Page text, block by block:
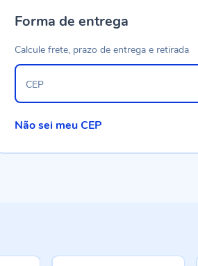
Forma de entrega
Calcule frete, prazo de entrega e retirada
CEP
Não sei meu CEP